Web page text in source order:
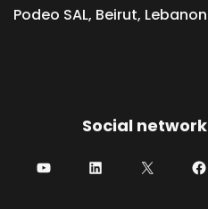
Podeo SAL, Beirut, Lebanon
Social network